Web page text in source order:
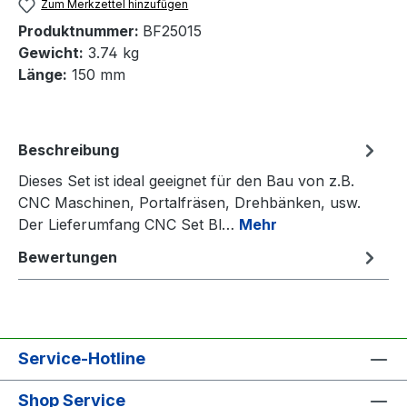
Zum Merkzettel hinzufügen
Produktnummer: BF25015
Gewicht: 3.74 kg
Länge: 150 mm
Beschreibung
Dieses Set ist ideal geeignet für den Bau von z.B.
CNC Maschinen, Portalfräsen, Drehbänken, usw.
Der Lieferumfang CNC Set Bl… Mehr
Bewertungen
Service-Hotline
Shop Service